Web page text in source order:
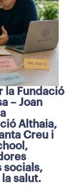
la Fundació
– Joan
Althaia,
Creu i
socials,
salut.